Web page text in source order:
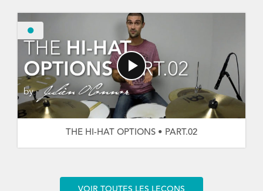
THE HI-HAT OPTIONS • PART.02
VOIR TOUTES LES LEÇONS